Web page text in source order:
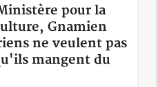
pour la
Gnamien
ne veulent pas
mangent du